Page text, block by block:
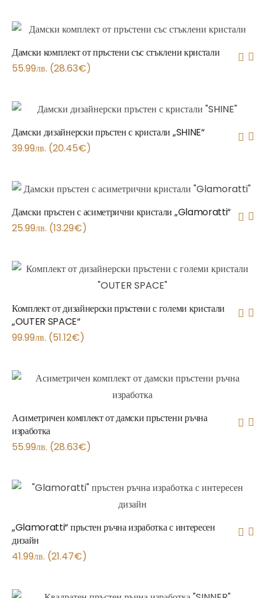
Дамски комплект от пръстени със стъклени кристали
55.99лв. (28.63€)
Дамски дизайнерски пръстен с кристали „SHINE“
39.99лв. (20.45€)
Дамски пръстен с асиметрични кристали „Glamoratti“
25.99лв. (13.29€)
Комплект от дизайнерски пръстени с големи кристали
„OUTER SPACE“
99.99лв. (51.12€)
Асиметричен комплект от дамски пръстени ръчна
изработка
55.99лв. (28.63€)
„Glamoratti“ пръстен ръчна изработка с интересен
дизайн
41.99лв. (21.47€)